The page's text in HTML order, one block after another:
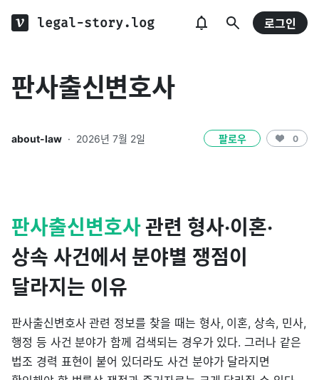
legal-story.log 로그인
판사출신변호사
about-law · 2026년 7월 2일 팔로우 0
판사출신변호사관련 형사·이혼·
상속 사건에서 분야별 쟁점이
달라지는 이유
판사출신변호사 관련 정보를 찾을 때는 형사, 이혼, 상속, 민사,
행정 등 사건 분야가 함께 검색되는 경우가 있다. 그러나 같은
법조 경력 표현이 붙어 있더라도 사건 분야가 달라지면